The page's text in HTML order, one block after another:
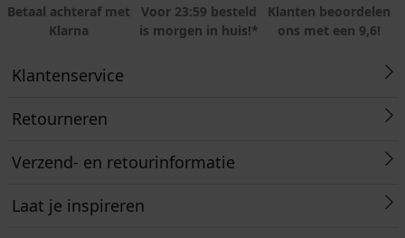
Betaal achteraf met
Klarna
Voor 23:59 besteld
is morgen in huis!*
Klanten beoordelen
ons met een 9,6!
Klantenservice
Retourneren
Verzend- en retourinformatie
Laat je inspireren